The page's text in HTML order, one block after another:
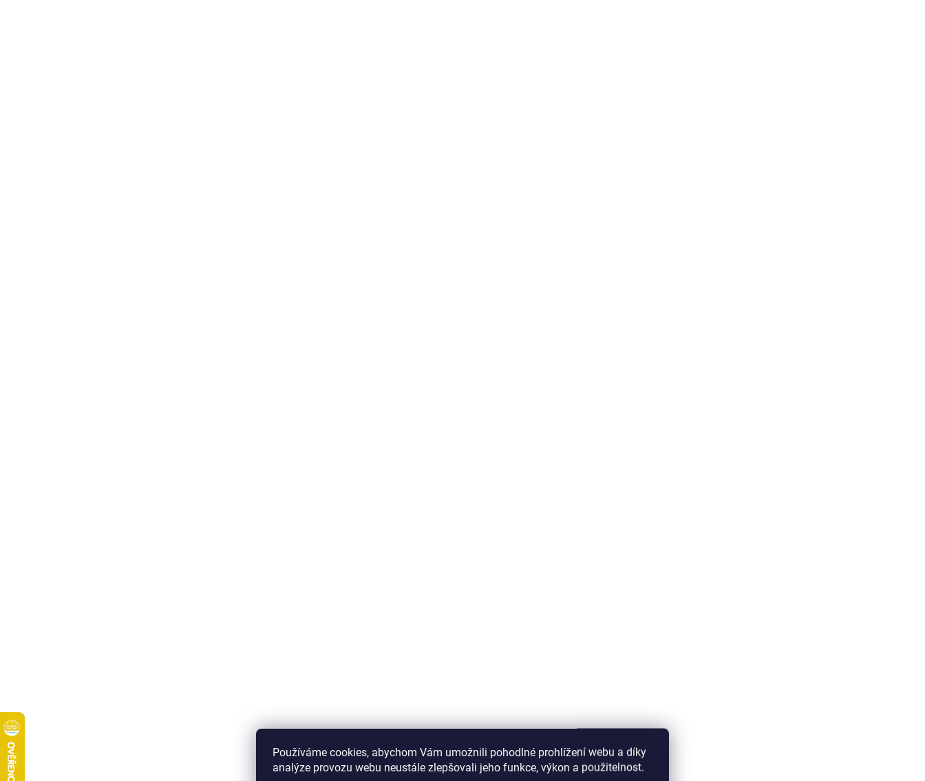
Používáme cookies, abychom Vám umožnili pohodlné prohlížení webu a díky
analýze provozu webu neustále zlepšovali jeho funkce, výkon a použitelnost.